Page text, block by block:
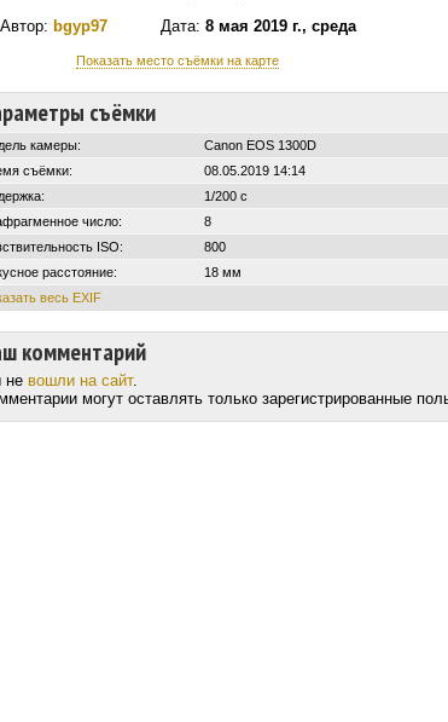
Автор: bgyp97Дата: 8 мая 2019 г., среда
Показать место съёмки на карте
съёмки
камеры:
Canon EOS 1300D
съёмки:
08.05.2019 14:14
1/200 с
число:
8
ISO:
800
расстояние:
18 мм
весь EXIF
комментарий
не вошли на сайт.
могут оставлять только зарегистрированные